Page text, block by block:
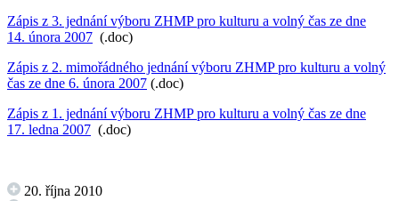
Zápis z 3. jednání výboru ZHMP pro kulturu a volný čas ze dne
14. února 2007 (.doc)
Zápis z 2. mimořádného jednání výboru ZHMP pro kulturu a volný
čas ze dne 6. února 2007 (.doc)
Zápis z 1. jednání výboru ZHMP pro kulturu a volný čas ze dne
17. ledna 2007 (.doc)
20. října 2010